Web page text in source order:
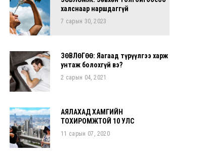
халснаар наршдаггүй
7 сарын 30, 2023
ЗӨВЛӨГӨӨ: Яагаад түрүүлгээ харж
унтаж болохгүй вэ?
2 сарын 04, 2021
АЯЛАХАД ХАМГИЙН
ТОХИРОМЖТОЙ 10 УЛС
11 сарын 07, 2020